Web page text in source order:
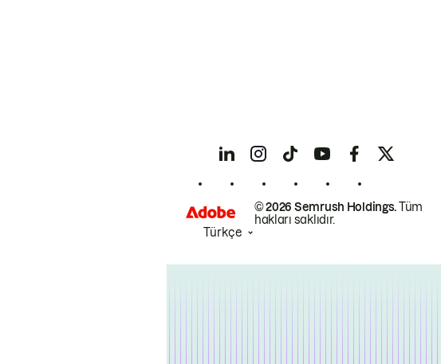
© 2026 Semrush Holdings.Tüm
hakları saklıdır.
Türkçe